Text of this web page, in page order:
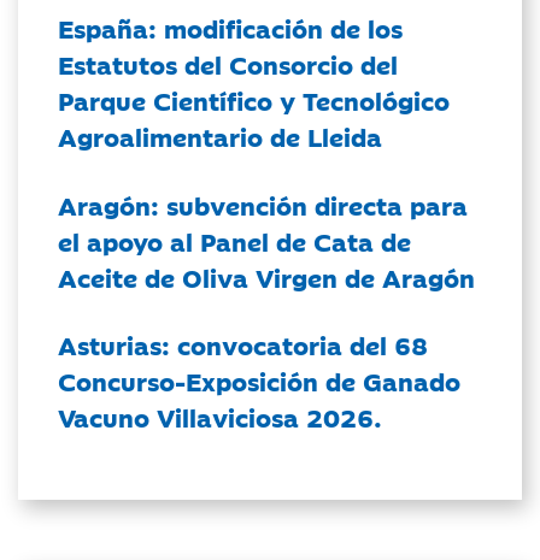
España: modificación de los
Estatutos del Consorcio del
Parque Científico y Tecnológico
Agroalimentario de Lleida
Aragón: subvención directa para
el apoyo al Panel de Cata de
Aceite de Oliva Virgen de Aragón
Asturias: convocatoria del 68
Concurso-Exposición de Ganado
Vacuno Villaviciosa 2026.